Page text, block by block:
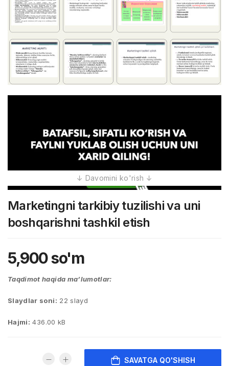
Marketingni tarkibiy tuzilishi va uni
boshqarishni tashkil etish
5,900so'm
Taqdimot haqida ma’lumotlar:
Slaydlar soni: 22 slayd
Hajmi: 436.00 kB
SAVATGA QO'SHISH